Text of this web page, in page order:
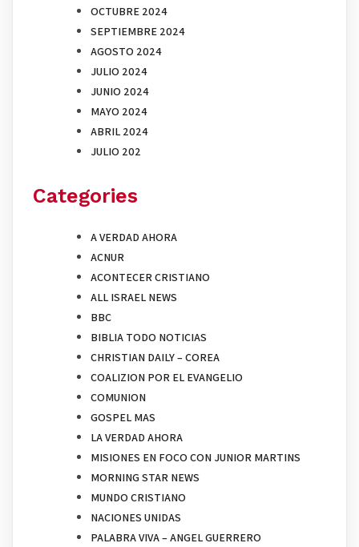
OCTUBRE 2024
SEPTIEMBRE 2024
AGOSTO 2024
JULIO 2024
JUNIO 2024
MAYO 2024
ABRIL 2024
JULIO 202
Categories
A VERDAD AHORA
ACNUR
ACONTECER CRISTIANO
ALL ISRAEL NEWS
BBC
BIBLIA TODO NOTICIAS
CHRISTIAN DAILY – COREA
COALIZION POR EL EVANGELIO
COMUNION
GOSPEL MAS
LA VERDAD AHORA
MISIONES EN FOCO CON JUNIOR MARTINS
MORNING STAR NEWS
MUNDO CRISTIANO
NACIONES UNIDAS
PALABRA VIVA – ANGEL GUERRERO